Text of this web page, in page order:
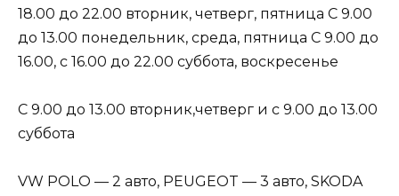
18.00 до 22.00 вторник, четверг, пятница С 9.00
до 13.00 понедельник, среда, пятница С 9.00 до
16.00, с 16.00 до 22.00 суббота, воскресенье
С 9.00 до 13.00 вторник,четверг и с 9.00 до 13.00
суббота
VW POLO — 2 авто, PEUGEOT — 3 авто, SKODA